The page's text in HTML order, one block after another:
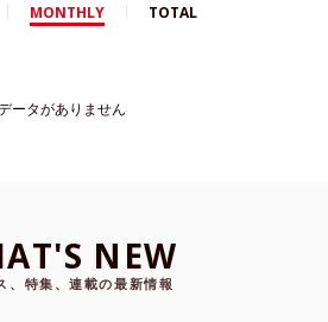
MONTHLY TOTAL
ータがありません
NEW
、特集、連載の最新情報